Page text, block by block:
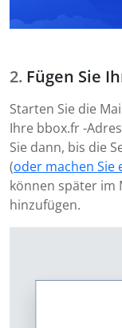
Fügen Sie
Starten Sie die
Ihre bbox.fr -
Sie dann, bis die
(oder machen Sie
können später im
hinzufügen.